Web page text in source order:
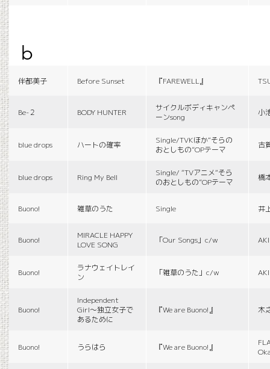
b
伴都美子 Before Sunset 『FAREWELL』
Be-２ BODY HUNTER
サイクルボディキャンペ
ーンsong
小
blue drops ハートの確率
Single/TVKほか“そらの
おとしもの”OPテーマ
古
blue drops Ring My Bell
Single/ “TVアニメ“そら
のおとしもの”OPテーマ
橋
Buono! 雑草のうた Single 井
Buono!
MIRACLE HAPPY
LOVE SONG
「Our Songs」c/w
Buono!
ラナウェイトレイ
ン
「雑草のうた」c/w
Buono!
Independent
Girl〜独立女子で
あるために
『We are Buono!』 木
Buono! うらはら 『We are Buono!』